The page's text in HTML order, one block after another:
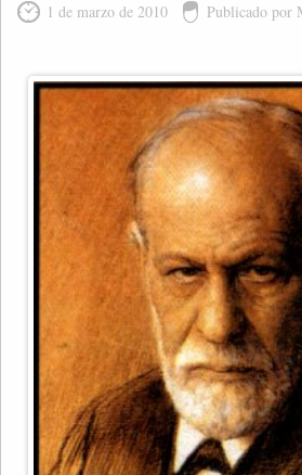
1 de marzo de 2010 Publicado por